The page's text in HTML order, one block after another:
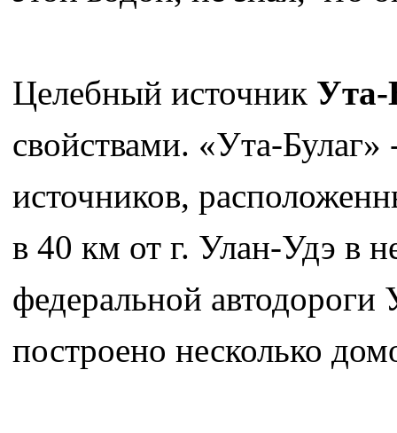
Целебный источник Ута-
свойствами. «Ута-
источников,
в 40 км от г. Улан-Удэ в
федеральной
построено несколько